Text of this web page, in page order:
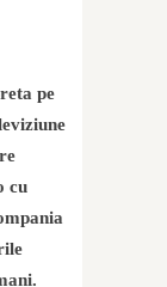
pe
cu